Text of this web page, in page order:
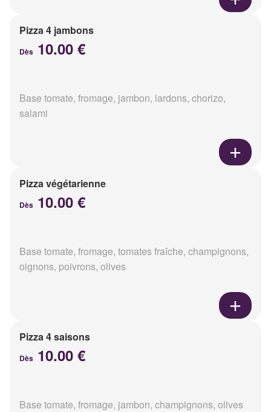
Pizza 4 jambons
Dès 10.00 €
Base tomate, fromage, jambon, lardons, chorizo,
salami
Pizza végétarienne
Dès 10.00 €
Base tomate, fromage, tomates fraîche, champignons,
oignons, poivrons, olives
Pizza 4 saisons
Dès 10.00 €
Base tomate, fromage, jambon, champignons, olives